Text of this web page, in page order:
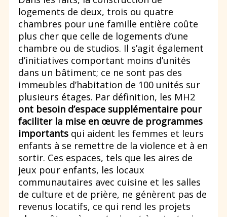
logements de deux, trois ou quatre
chambres pour une famille entière coûte
plus cher que celle de logements d’une
chambre ou de studios. Il s’agit également
d’initiatives comportant moins d’unités
dans un bâtiment; ce ne sont pas des
immeubles d’habitation de 100 unités sur
plusieurs étages. Par définition, les MH2
ont besoin d’espace supplémentaire pour
faciliter la mise en œuvre de programmes
importants qui aident les femmes et leurs
enfants à se remettre de la violence et à en
sortir. Ces espaces, tels que les aires de
jeux pour enfants, les locaux
communautaires avec cuisine et les salles
de culture et de prière, ne génèrent pas de
revenus locatifs, ce qui rend les projets